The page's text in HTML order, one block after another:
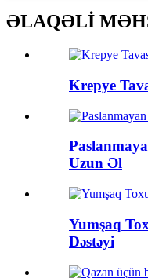
ƏLAQƏLİ
Krepye
Uzun Əl
Yumşaq
Dəstəyi